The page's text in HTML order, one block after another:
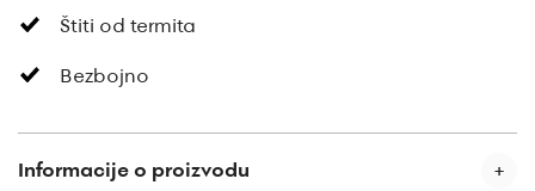
Štiti od termita
Bezbojno
Informacije o proizvodu